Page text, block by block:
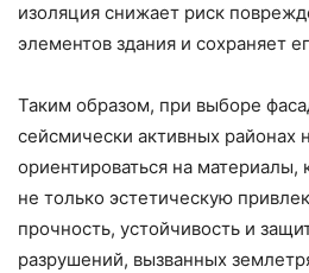
изоляция снижает риск
элементов здания и сохраняет
Таким образом, при выборе
сейсмически активных районах
ориентироваться на
не только эстетическую
прочность, устойчивость и
разрушений, вызванных